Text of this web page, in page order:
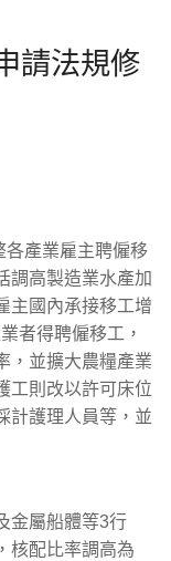
請法規修
各產業雇主聘僱移
調高製造業水產加
主國內承接移工增
者得聘僱移工，
，並擴大農糧產業
工則改以許可床位
計護理人員等，並
金屬船體等3行
核配比率調高為